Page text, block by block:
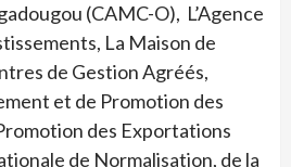
(CAMC-O), L’Agence
La Maison de
de Gestion Agréés,
et de Promotion des
des Exportations
de Normalisation, de la